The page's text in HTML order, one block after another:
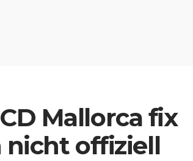
Mallorca fix
nicht offiziell